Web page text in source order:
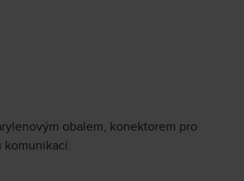
obalem, konektorem pro